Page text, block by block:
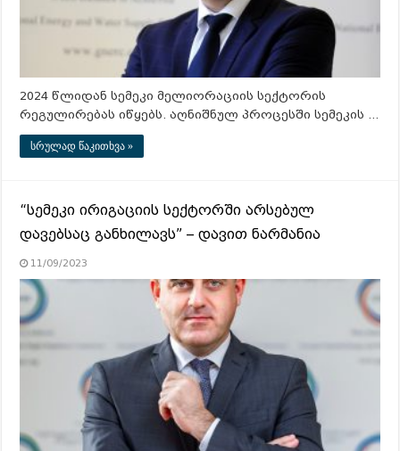
2024 წლიდან სემეკი მელიორაციის სექტორის
რეგულირებას იწყებს. აღნიშნულ პროცესში სემეკის …
სრულად წაკითხვა »
“სემეკი ირიგაციის სექტორში არსებულ
დავებსაც განხილავს” – დავით ნარმანია
11/09/2023